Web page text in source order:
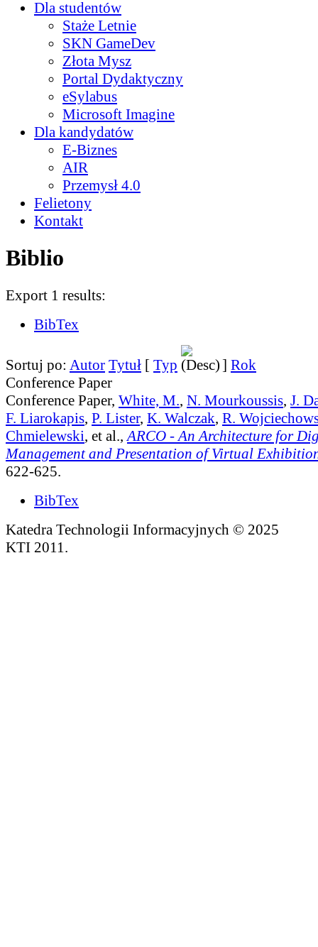
Dla studentów
Staże Letnie
SKN GameDev
Złota Mysz
Portal Dydaktyczny
eSylabus
Microsoft Imagine
Dla kandydatów
E-Biznes
AIR
Przemysł 4.0
Felietony
Kontakt
Biblio
Export 1 results:
BibTex
Sortuj po: Autor Tytuł [ Typ ] Rok
Conference Paper
Conference Paper, White, M., N. Mourkoussis, J.
F. Liarokapis, P. Lister, K. Walczak, R.
Chmielewski, et al., ARCO - An Architecture for
Management and Presentation of Virtual
622-625.
BibTex
Katedra Technologii Informacyjnych © 2025
KTI 2011.